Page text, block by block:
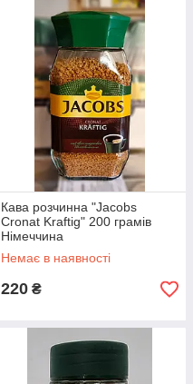
Кава розчинна "Jacobs
Cronat Kraftig" 200 грамів
Німеччина
Немає в наявності
220 ₴